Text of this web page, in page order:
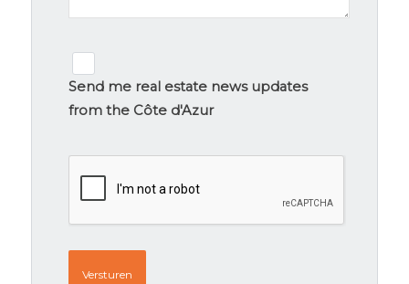
signup
Send me real estate news updates
from the Côte d'Azur